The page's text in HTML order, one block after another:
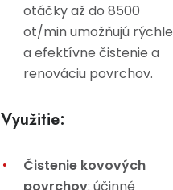
otáčky až do 8500
ot/min umožňujú rýchle
a efektívne čistenie a
renováciu povrchov.
Využitie:
Čistenie kovových